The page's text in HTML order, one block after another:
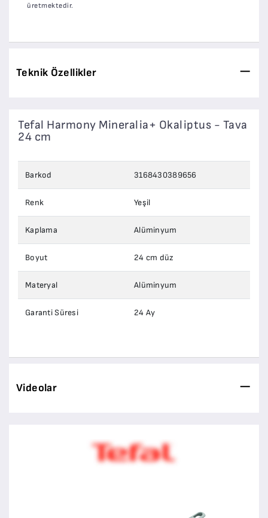
üretmektedir.
Teknik Özellikler
Tefal Harmony Mineralia+ Okaliptus - Tava
24 cm
Barkod 3168430389656
Renk Yeşil
Kaplama Alüminyum
Boyut 24 cm düz
Materyal Alüminyum
Garanti Süresi 24 Ay
Videolar